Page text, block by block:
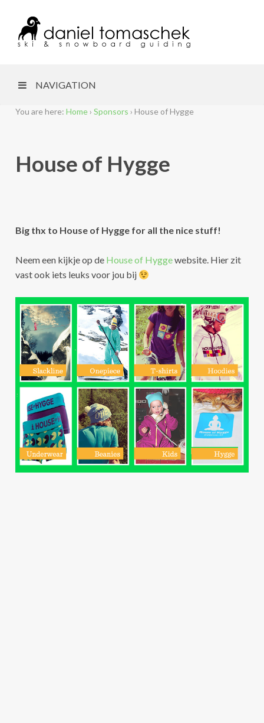
NAVIGATION
You are here: Home › Sponsors › House of Hygge
House of Hygge
Big thx to House of Hygge for all the nice stuff!
Neem een kijkje op de House of Hyggewebsite. Hier zit
vast ook iets leuks voor jou bij